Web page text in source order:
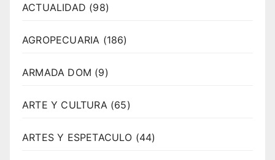
ACTUALIDAD (98)
AGROPECUARIA (186)
ARMADA DOM (9)
ARTE Y CULTURA (65)
ARTES Y ESPETACULO (44)